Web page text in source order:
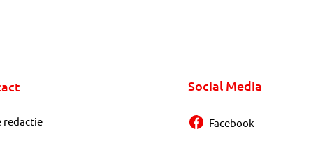
redactie
Social Media
Facebook